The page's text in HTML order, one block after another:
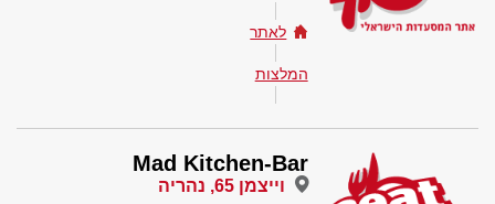
לאתר
המלצות
Mad Kitchen-Bar
וייצמן 65, נהריה